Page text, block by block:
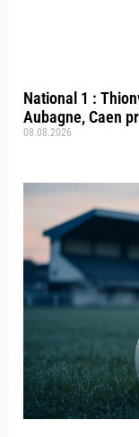
National 1 :
Aubagne, Caen
08.08.2026